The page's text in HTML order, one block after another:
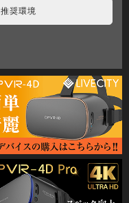
推奨環境